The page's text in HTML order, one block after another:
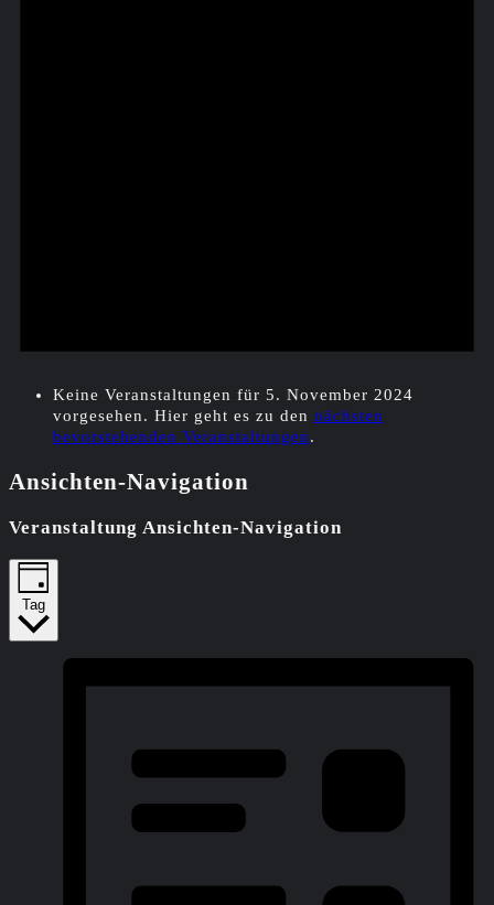
Keine Veranstaltungen für 5. November 2024
vorgesehen. Hier geht es zu den nächsten
bevorstehenden Veranstaltungen.
Ansichten-Navigation
Veranstaltung Ansichten-Navigation
Tag